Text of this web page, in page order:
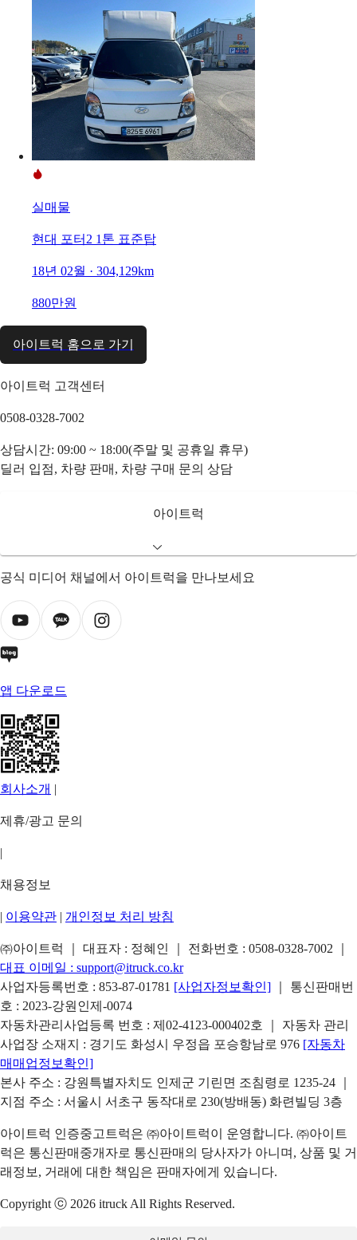
실매물
현대 포터2 1톤 표준탑
18년 02월 · 304,129km
880만원
아이트럭 홈으로 가기
아이트럭 고객센터
0508-0328-7002
상담시간: 09:00 ~ 18:00(주말 및 공휴일 휴무)
딜러 입점, 차량 판매, 차량 구매 문의 상담
아이트럭
공식 미디어 채널에서 아이트럭을 만나보세요
앱 다운로드
회사소개 |
제휴/광고 문의
|
채용정보
| 이용약관 | 개인정보 처리 방침
㈜아이트럭 ｜ 대표자 : 정혜인 ｜ 전화번호 : 0508-0328-7002
대표 이메일 : support@itruck.co.kr
사업자등록번호 : 853-87-01781 [사업자정보확인]
｜ 통신판매번
호 : 2023-강원인제-0074
자동차관리사업등록 번호 : 제02-4123-000402호 ｜ 자동차 관리
사업장 소재지 : 경기도 화성시 우정읍 포승항남로 976 [자동차
매매업정보확인]
본사 주소 : 강원특별자치도 인제군 기린면 조침령로 1235-24 ｜
지점 주소 : 서울시 서초구 동작대로 230(방배동) 화련빌딩 3층
아이트럭 인증중고트럭은 ㈜아이트럭이 운영합니다. ㈜아이트
럭은 통신판매중개자로 통신판매의 당사자가 아니며, 상품 및 거
래정보, 거래에 대한 책임은 판매자에게 있습니다.
Copyright ⓒ 2026 itruck All Rights Reserved.